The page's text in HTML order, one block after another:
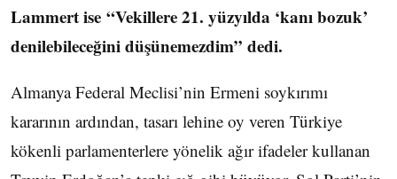
Lammert ise “Vekillere 21. yüzyılda ‘kanı bozuk’
denilebileceğini düşünemezdim” dedi.
Almanya Federal Meclisi’nin Ermeni soykırımı
kararının ardından, tasarı lehine oy veren Türkiye
kökenli parlamenterlere yönelik ağır ifadeler kullanan